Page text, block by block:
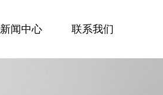
新闻中心 联系我们